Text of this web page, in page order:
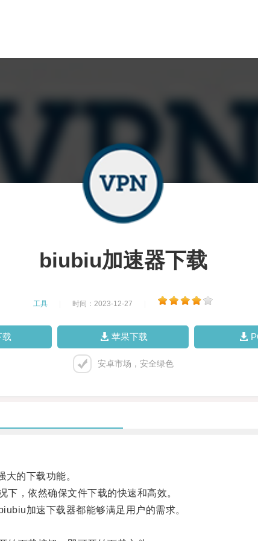
biubiu加速器下载
工具 时间：2023-12-27
载 苹果下载
安卓市场，安全绿色
的下载功能。
，依然确保文件下载的快速和高效。
加速下载器都能够满足用户的需求。